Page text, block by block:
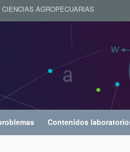
AGROPECUARIAS
Contenidos